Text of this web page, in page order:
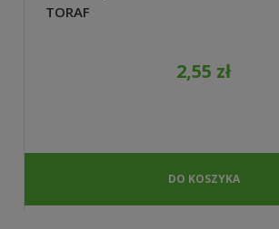
TORAF
2,55 zł
DO KOSZYKA